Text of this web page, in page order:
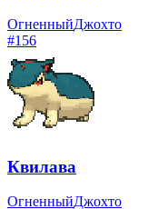
ОгненныйДжохто
#156
Квилава
ОгненныйДжохто